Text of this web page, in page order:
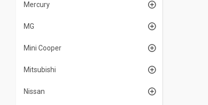
Mercury
MG
Mini Cooper
Mitsubishi
Nissan